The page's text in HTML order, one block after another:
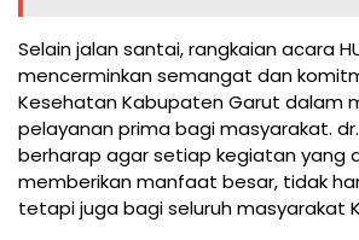
Selain jalan santai, rangkaian acara
mencerminkan semangat dan
Kesehatan Kabupaten Garut dalam
pelayanan prima bagi masyarakat.
berharap agar setiap kegiatan yang
memberikan manfaat besar, tidak
tetapi juga bagi seluruh masyarakat